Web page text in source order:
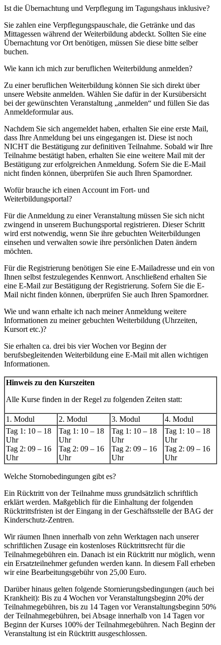
Ist die Übernachtung und Verpflegung im Tagungshaus inklusive?
Sie zahlen eine Verpflegungspauschale, die Getränke und das
Mittagessen während der Weiterbildung abdeckt. Sollten Sie eine
Übernachtung vor Ort benötigen, müssen Sie diese bitte selber
buchen.
Wie kann ich mich zur beruflichen Weiterbildung anmelden?
Zu einer beruflichen Weiterbildung können Sie sich direkt über
unsere Website anmelden. Wählen Sie dafür in der Kursübersicht
bei der gewünschten Veranstaltung „anmelden“ und füllen Sie das
Anmeldeformular aus.
Nachdem Sie sich angemeldet haben, erhalten Sie eine erste Mail,
dass Ihre Anmeldung bei uns eingegangen ist. Diese ist noch
NICHT die Bestätigung zur definitiven Teilnahme. Sobald wir Ihre
Teilnahme bestätigt haben, erhalten Sie eine weitere Mail mit der
Bestätigung zur erfolgreichen Anmeldung. Sofern Sie die E-Mail
nicht finden können, überprüfen Sie auch Ihren Spamordner.
Wofür brauche ich einen Account im Fort- und
Weiterbildungsportal?
Für die Anmeldung zu einer Veranstaltung müssen Sie sich nicht
zwingend in unserem Buchungsportal registrieren. Dieser Schritt
wird erst notwendig, wenn Sie ihre gebuchten Weiterbildungen
einsehen und verwalten sowie ihre persönlichen Daten ändern
möchten.
Für die Registrierung benötigen Sie eine E-Mailadresse und ein von
Ihnen selbst festzulegendes Kennwort. Anschließend erhalten Sie
eine E-Mail zur Bestätigung der Registrierung. Sofern Sie die E-
Mail nicht finden können, überprüfen Sie auch Ihren Spamordner.
Wie und wann erhalte ich nach meiner Anmeldung weitere
Informationen zu meiner gebuchten Weiterbildung (Uhrzeiten,
Kursort etc.)?
Sie erhalten ca. drei bis vier Wochen vor Beginn der
berufsbegleitenden Weiterbildung eine E-Mail mit allen wichtigen
Informationen.
Hinweis zu den Kurszeiten
Alle Kurse finden in der Regel zu folgenden Zeiten statt:
1. Modul 2. Modul 3. Modul
4. Modul
Tag 1: 10 – 18
Uhr
Tag 2: 09 – 16
Uhr
Tag 1: 10 – 18
Uhr
Tag 2: 09 – 16
Uhr
Tag 1: 10 – 18
Uhr
Tag 2: 09 – 16
Uhr
Tag 1: 10 – 18
Uhr
Tag 2: 09 – 16
Uhr
Welche Stornobedingungen gibt es?
Ein Rücktritt von der Teilnahme muss grundsätzlich schriftlich
erklärt werden. Maßgeblich für die Einhaltung der folgenden
Rücktrittsfristen ist der Eingang in der Geschäftsstelle der BAG der
Kinderschutz-Zentren.
Wir räumen Ihnen innerhalb von zehn Werktagen nach unserer
schriftlichen Zusage ein kostenloses Rücktrittsrecht für die
Teilnahmegebühren ein. Danach ist ein Rücktritt nur möglich, wenn
ein Ersatzteilnehmer gefunden werden kann. In diesem Fall erheben
wir eine Bearbeitungsgebühr von 25,00 Euro.
Darüber hinaus gelten folgende Stornierungsbedingungen (auch bei
Krankheit): Bis zu 4 Wochen vor Veranstaltungsbeginn 20% der
Teilnahmegebühren, bis zu 14 Tagen vor Veranstaltungsbeginn 50%
der Teilnahmegebühren, bei Absage innerhalb von 14 Tagen vor
Beginn der Kurses 100% der Teilnahmegebühren. Nach Beginn der
Veranstaltung ist ein Rücktritt ausgeschlossen.